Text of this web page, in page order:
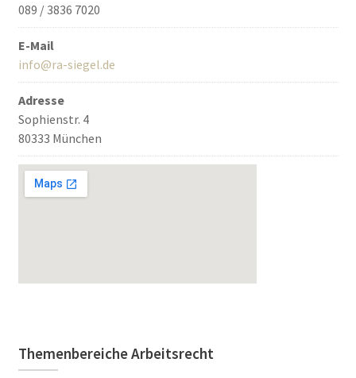
089 / 3836 7020
E-Mail
info@ra-siegel.de
Adresse
Sophienstr. 4
80333 München
Themenbereiche Arbeitsrecht